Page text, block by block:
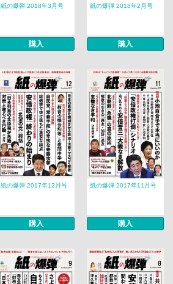
紙の爆弾 2018年3月号
購入
紙の爆弾 2018年2月号
購入
紙の爆弾 2017年12月号
購入
紙の爆弾 2017年11月号
購入